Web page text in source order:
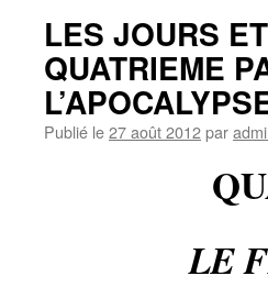
LES JOURS
QUATRIEME
Publié le27 août 2012par
LE